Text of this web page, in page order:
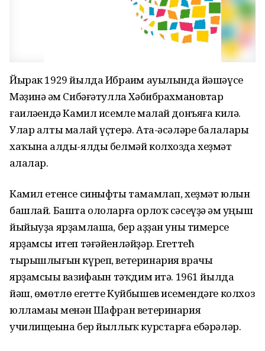
Йырак 1929 йылда Ибраһим ауылында йәшәүсе
Мәҙинә һәм Сибәғәтулла Хәбибрахмановтар
ғаиләһендә Камил исемле малай донъяға килә.
Улар алты малай үҫтерә. Ата-әсәләре балалары
хаҡына алды-ялды белмәй колхозда хеҙмәт
һалалар.
Камил етенсе синыфты тамамлап, хеҙмәт юлын
башлай. Башта ололарға орлоҡ сәсеүҙә һәм уңыш
йыйыуҙа ярҙамлашһа, бер аҙҙан уны тимерсе
ярҙамсы итеп тәғәйенләйҙәр. Егеттећ
тырышлығын күреп, ветеринария врачы
ярҙамсыһы вазифаһын тәҡдим итә. 1961 йылда
йәш, өмөтлө егетте Куйбышев исемендәге колхоз
юлламаһы менән Шафран ветеринария
училищеһына бер йыллыҡ курстарға ебәрәләр.